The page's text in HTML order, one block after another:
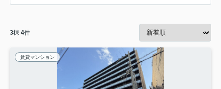
3棟 4件
賃貸マンション